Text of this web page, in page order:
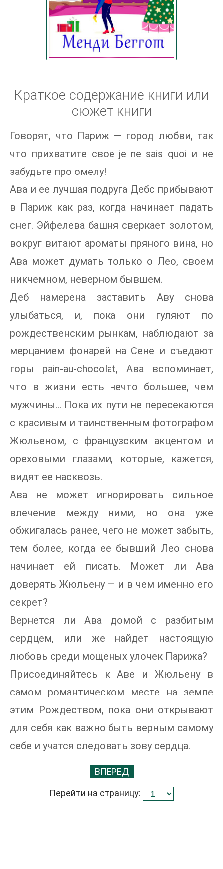
Краткое содержание книги или
сюжет книги
Говорят, что Париж — город любви, так
что прихватите свое je ne sais quoi и не
забудьте про омелу!
Ава и ее лучшая подруга Дебс прибывают
в Париж как раз, когда начинает падать
снег. Эйфелева башня сверкает золотом,
вокруг витают ароматы пряного вина, но
Ава может думать только о Лео, своем
никчемном, неверном бывшем.
Деб намерена заставить Аву снова
улыбаться, и, пока они гуляют по
рождественским рынкам, наблюдают за
мерцанием фонарей на Сене и съедают
горы pain-au-chocolat, Ава вспоминает,
что в жизни есть нечто большее, чем
мужчины… Пока их пути не пересекаются
с красивым и таинственным фотографом
Жюльеном, с французским акцентом и
ореховыми глазами, которые, кажется,
видят ее насквозь.
Ава не может игнорировать сильное
влечение между ними, но она уже
обжигалась ранее, чего не может забыть,
тем более, когда ее бывший Лео снова
начинает ей писать. Может ли Ава
доверять Жюльену — и в чем именно его
секрет?
Вернется ли Ава домой с разбитым
сердцем, или же найдет настоящую
любовь среди мощеных улочек Парижа?
Присоединяйтесь к Аве и Жюльену в
самом романтическом месте на земле
этим Рождеством, пока они открывают
для себя как важно быть верным самому
себе и учатся следовать зову сердца.
ВПЕРЕД
Перейти на страницу: